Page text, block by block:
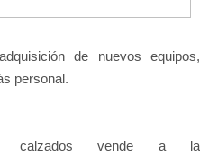
de nuevos equipos,
personal.
calzados vende a la